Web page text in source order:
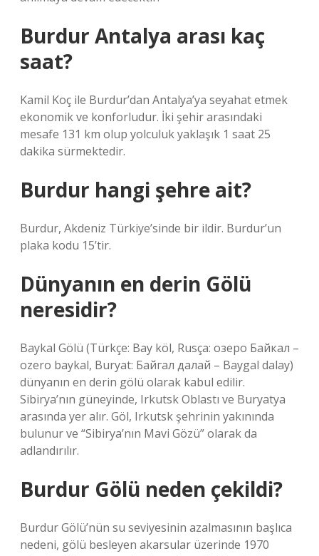
Burdur Antalya arası kaç
saat?
Kamil Koç ile Burdur’dan Antalya’ya seyahat etmek
ekonomik ve konforludur. İki şehir arasındaki
mesafe 131 km olup yolculuk yaklaşık 1 saat 25
dakika sürmektedir.
Burdur hangi şehre ait?
Burdur, Akdeniz Türkiye’sinde bir ildir. Burdur’un
plaka kodu 15’tir.
Dünyanın en derin Gölü
neresidir?
Baykal Gölü (Türkçe: Bay köl, Rusça: озеро Байкал –
ozero baykal, Buryat: Байгал далай – Baygal dalay)
dünyanın en derin gölü olarak kabul edilir.
Sibirya’nın güneyinde, Irkutsk Oblastı ve Buryatya
arasında yer alır. Göl, Irkutsk şehrinin yakınında
bulunur ve “Sibirya’nın Mavi Gözü” olarak da
adlandırılır.
Burdur Gölü neden çekildi?
Burdur Gölü’nün su seviyesinin azalmasının başlıca
nedeni, gölü besleyen akarsular üzerinde 1970